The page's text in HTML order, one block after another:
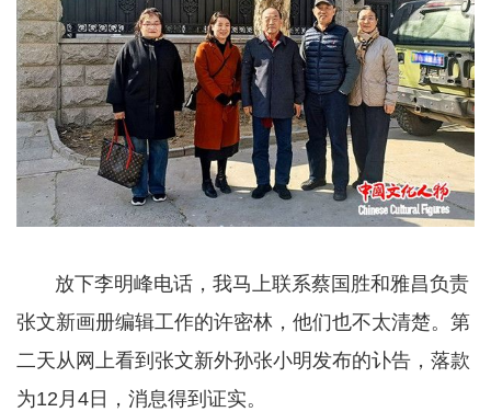
放下李明峰电话，我马上联系蔡国胜和雅昌负责
张文新画册编辑工作的许密林，他们也不太清楚。第
二天从网上看到张文新外孙张小明发布的讣告，落款
为12月4日，消息得到证实。